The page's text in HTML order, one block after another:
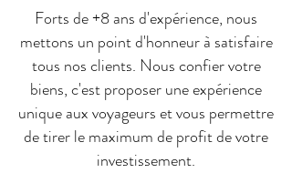
Forts de +8 ans d'expérience, nous
mettons un point d'honneur à satisfaire
tous nos clients. Nous confier votre
biens, c'est proposer une expérience
unique aux voyageurs et vous permettre
de tirer le maximum de profit de votre
investissement.